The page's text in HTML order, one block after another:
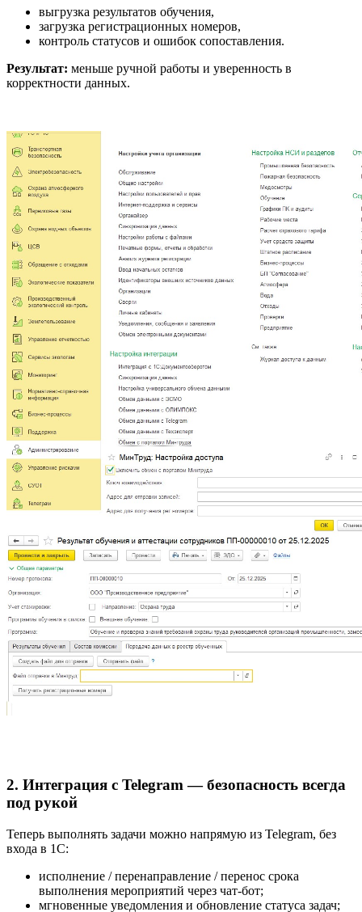
выгрузка результатов обучения,
загрузка регистрационных номеров,
контроль статусов и ошибок сопоставления.
Результат: меньше ручной работы и уверенность в
корректности данных.
2. Интеграция с Telegram — безопасность всегда
под рукой
Теперь выполнять задачи можно напрямую из Telegram, без
входа в 1С:
исполнение / перенаправление / перенос срока
выполнения мероприятий через чат-бот;
мгновенные уведомления и обновление статуса задач;